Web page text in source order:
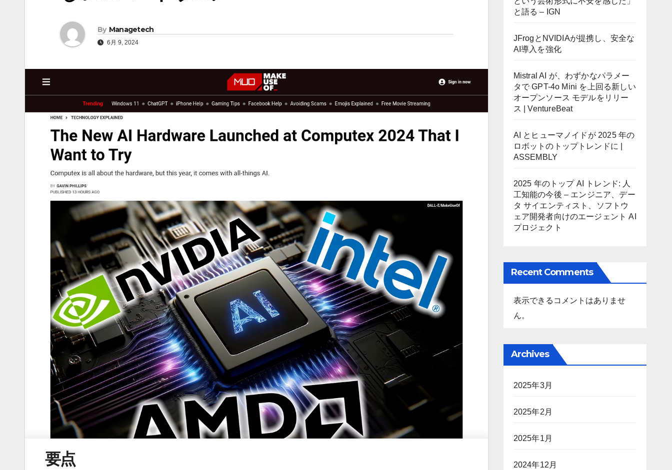
By Managetech
6月 9, 2024
要点
と語る – IGN
JFrogとNVIDIAが提携し、安全な
AI導入を強化
Mistral AI が、わずかなパラメー
タで GPT-4o Mini を上回る新しい
オープンソース モデルをリリー
ス | VentureBeat
AI とヒューマノイドが 2025 年の
ロボットのトップトレンドに |
ASSEMBLY
2025 年のトップ AI トレンド: 人
工知能の今後 – エンジニア、デー
タ サイエンティスト、ソフトウ
ェア開発者向けのエージェント AI
プロジェクト
Recent Comments
表示できるコメントはありませ
ん。
Archives
2025年3月
2025年2月
2025年1月
2024年12月